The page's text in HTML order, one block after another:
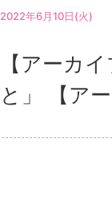
2022年6月10日(火)
【アーカ
と」 【ア